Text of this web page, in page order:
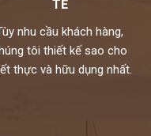
TẾ
nhu cầu khách hàng,
tôi thiết kế sao cho
thực và hữu dụng nhất.